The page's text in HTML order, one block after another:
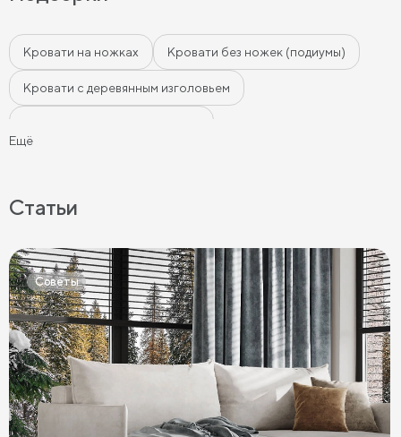
Кровати на ножках Кровати без ножек (подиумы)
Кровати с деревянным изголовьем
Кровати 120 х 200 с ящиками
Кровати 140 х 200 с ящиками
Кровати 160 х 200 с ящиками
Кровати 180 х 200 с ящиками
Кровати 200 х 200 с ящиками Кровати мятного цвета
Ещё
Статьи
Советы